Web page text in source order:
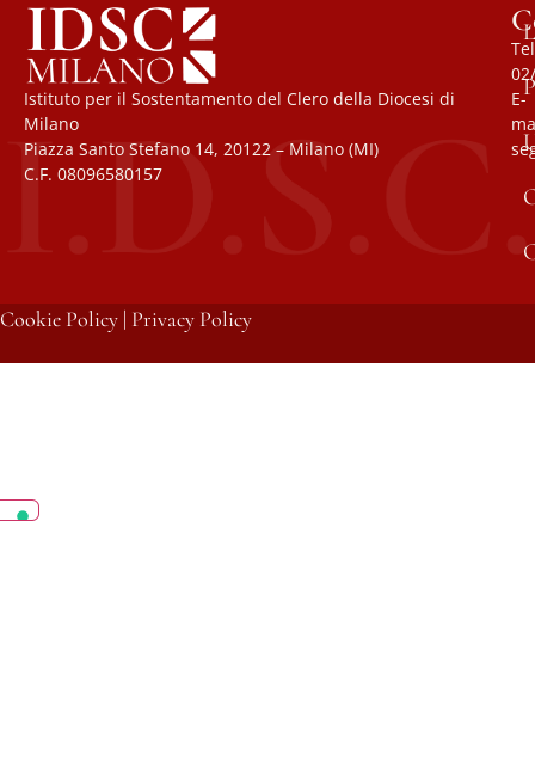
Istituto per il Sostentamento del Clero della Diocesi di
Milano
Piazza Santo Stefano 14, 20122 – Milano (MI)
C.F. 08096580157
E-
Cookie Policy | Privacy Policy